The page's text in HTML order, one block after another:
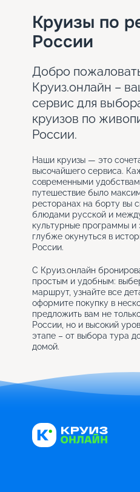
Круизы по
России
Добро
Круиз.онлайн –
сервис для
круизов по
России.
Наши круизы — это
высочайшего сервиса.
современными
путешествие было
ресторанах на борту вы
блюдами русской и
культурные программы и
глубже окунуться в
России.
С Круиз.онлайн
простым и удобным:
маршрут, узнайте все
оформите покупку в
предложить вам не
России, но и высокий
этапе – от выбора тура
домой.